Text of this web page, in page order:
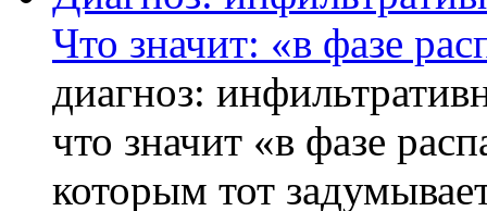
Что значит: «в фазе
диагноз:
что значит «в фазе
которым тот